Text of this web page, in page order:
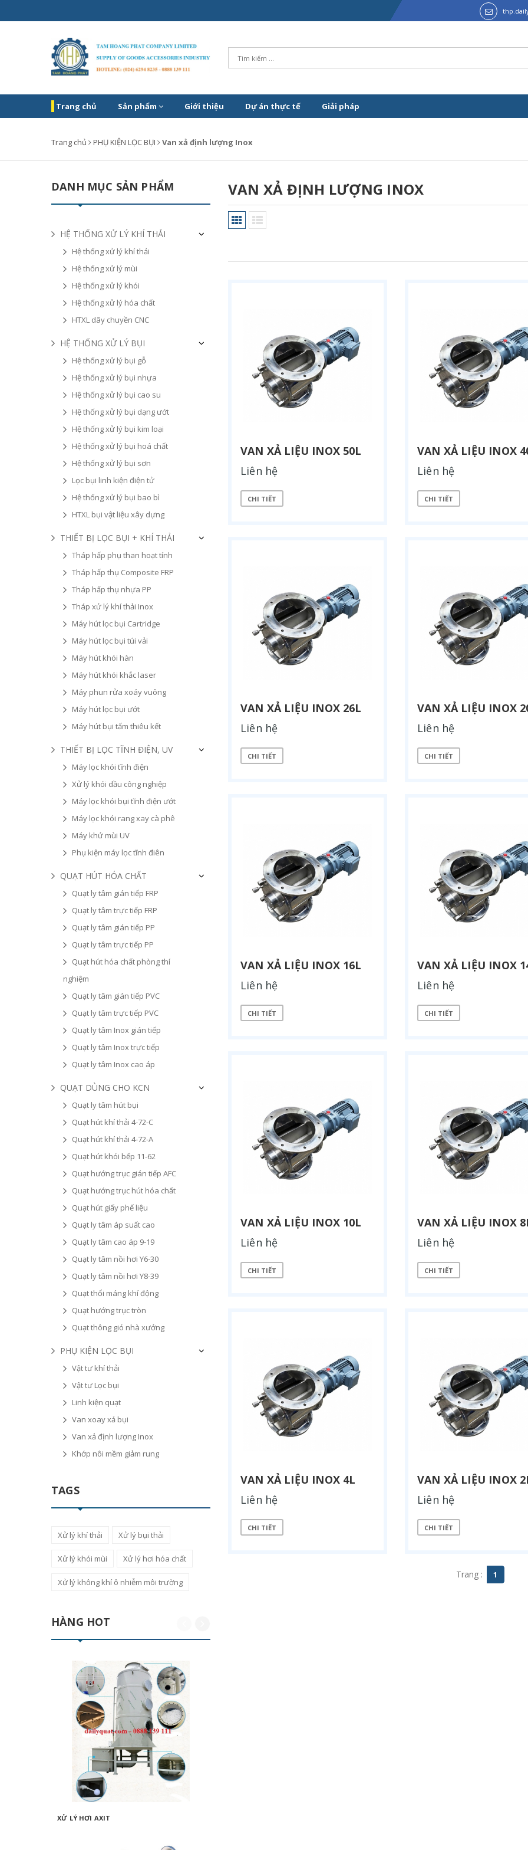
Trang chủ Sản phẩm Giới thiệu Dự án thực tế Giải pháp
Trang chủ PHỤ KIỆN LỌC BỤI Van xả định lượng Inox
VAN XẢ ĐỊNH LƯỢNG INOX
VAN XẢ LIỆU INOX 50L
Liên hệ
CHI TIẾT
VAN XẢ LIỆU INOX
Liên hệ
CHI TIẾT
VAN XẢ LIỆU INOX 26L
Liên hệ
CHI TIẾT
VAN XẢ LIỆU INOX
Liên hệ
CHI TIẾT
VAN XẢ LIỆU INOX 16L
Liên hệ
CHI TIẾT
VAN XẢ LIỆU INOX
Liên hệ
CHI TIẾT
VAN XẢ LIỆU INOX 10L
Liên hệ
CHI TIẾT
VAN XẢ LIỆU INOX
Liên hệ
CHI TIẾT
VAN XẢ LIỆU INOX 4L
Liên hệ
CHI TIẾT
VAN XẢ LIỆU INOX
Liên hệ
CHI TIẾT
Trang : 1
DANH MỤC SẢN PHẨM
HỆ THỐNG XỬ LÝ KHÍ THẢI
Hệ thống xử lý khí thải
Hệ thống xử lý mùi
Hệ thống xử lý khói
Hệ thống xử lý hóa chất
HTXL dây chuyền CNC
HỆ THỐNG XỬ LÝ BỤI
Hệ thống xử lý bụi gỗ
Hệ thống xử lý bụi nhựa
Hệ thống xử lý bụi cao su
Hệ thống xử lý bụi dạng ướt
Hệ thống xử lý bụi kim loại
Hệ thống xử lý bụi hoá chất
Hệ thống xử lý bụi sơn
Lọc bụi linh kiện điện tử
Hệ thống xử lý bụi bao bì
HTXL bụi vật liệu xây dựng
THIẾT BỊ LỌC BỤI + KHÍ THẢI
Tháp hấp phụ than hoạt tính
Tháp hấp thụ Composite FRP
Tháp hấp thụ nhựa PP
Tháp xử lý khí thải Inox
Máy hút lọc bụi Cartridge
Máy hút lọc bụi túi vải
Máy hút khói hàn
Máy hút khói khắc laser
Máy phun rửa xoáy vuông
Máy hút lọc bụi ướt
Máy hút bụi tấm thiêu kết
THIẾT BỊ LỌC TĨNH ĐIỆN, UV
Máy lọc khói tĩnh điện
Xử lý khói dầu công nghiệp
Máy lọc khói bụi tĩnh điện ướt
Máy lọc khói rang xay cà phê
Máy khử mùi UV
Phụ kiện máy lọc tĩnh điên
QUẠT HÚT HÓA CHẤT
Quạt ly tâm gián tiếp FRP
Quạt ly tâm trực tiếp FRP
Quạt ly tâm gián tiếp PP
Quạt ly tâm trực tiếp PP
Quạt hút hóa chất phòng thí
nghiệm
Quạt ly tâm gián tiếp PVC
Quạt ly tâm trực tiếp PVC
Quạt ly tâm Inox gián tiếp
Quạt ly tâm Inox trực tiếp
Quạt ly tâm Inox cao áp
QUẠT DÙNG CHO KCN
Quạt ly tâm hút bụi
Quạt hút khí thải 4-72-C
Quạt hút khí thải 4-72-A
Quạt hút khói bếp 11-62
Quạt hướng trục gián tiếp AFC
Quạt hướng trục hút hóa chất
Quạt hút giấy phế liệu
Quạt ly tâm áp suất cao
Quạt ly tâm cao áp 9-19
Quạt ly tâm nồi hơi Y6-30
Quạt ly tâm nồi hơi Y8-39
Quạt thổi máng khí động
Quạt hướng trục tròn
Quạt thông gió nhà xưởng
PHỤ KIỆN LỌC BỤI
Vật tư khí thải
Vật tư Lọc bụi
Linh kiện quạt
Van xoay xả bụi
Van xả định lượng Inox
Khớp nôi mềm giảm rung
TAGS
Xử lý khí thải Xử lý bụi thải
Xử lý khói mùi Xử lý hơi hóa chất
Xử lý không khí ô nhiễm môi trường
HÀNG HOT
XỬ LÝ HƠI AXIT